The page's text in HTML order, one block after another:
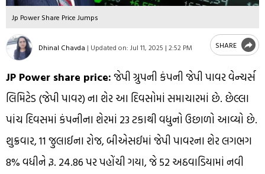
Jp Power Share Price Jumps
Dhinal Chavda | Updated on: Jul 11, 2025 | 2:52 PM SHARE
JP Power share price:જેપી ગ્રુપની કંપની જેપી પાવર વેન્ચર્સ
લિમિટેડ (જેપી પાવર) ના શેર આ દિવસોમાં સમાચારમાં છે. છેલ્લા
પાંચ દિવસમાં કંપનીના શેરમાં 23 ટકાથી વધુનો ઉછાળો આવ્યો છે.
શુક્રવાર, 11 જુલાઈના રોજ, બીએસઈમાં જેપી પાવરના શેર લગભગ
8% વધીને રૂ. 24.86 પર પહોંચી ગયા, જે 52 અઠવાડિયામાં નવી